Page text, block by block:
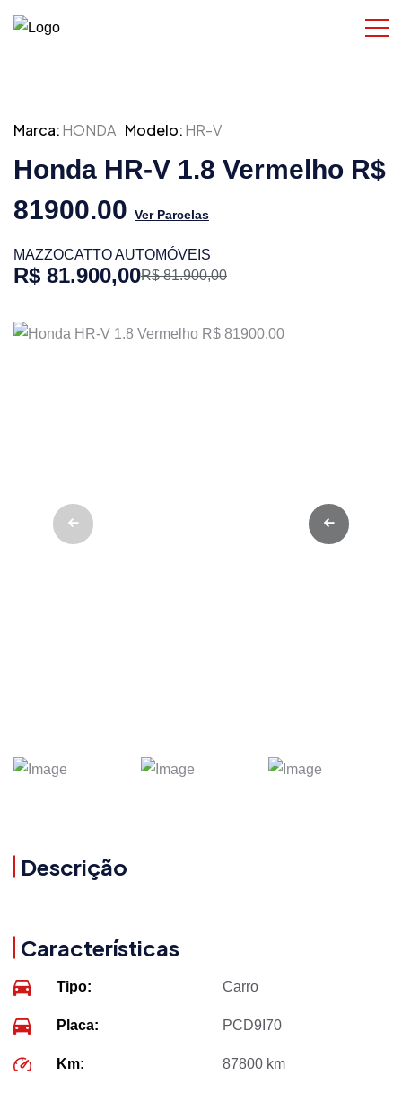
Marca:HONDA Modelo:HR-V
Honda HR-V 1.8 Vermelho R$
81900.00 Ver Parcelas
MAZZOCATTO AUTOMÓVEIS
R$ 81.900,00R$ 81.900,00
Descrição
Características
Tipo: Carro
Placa: PCD9I70
Km: 87800 km